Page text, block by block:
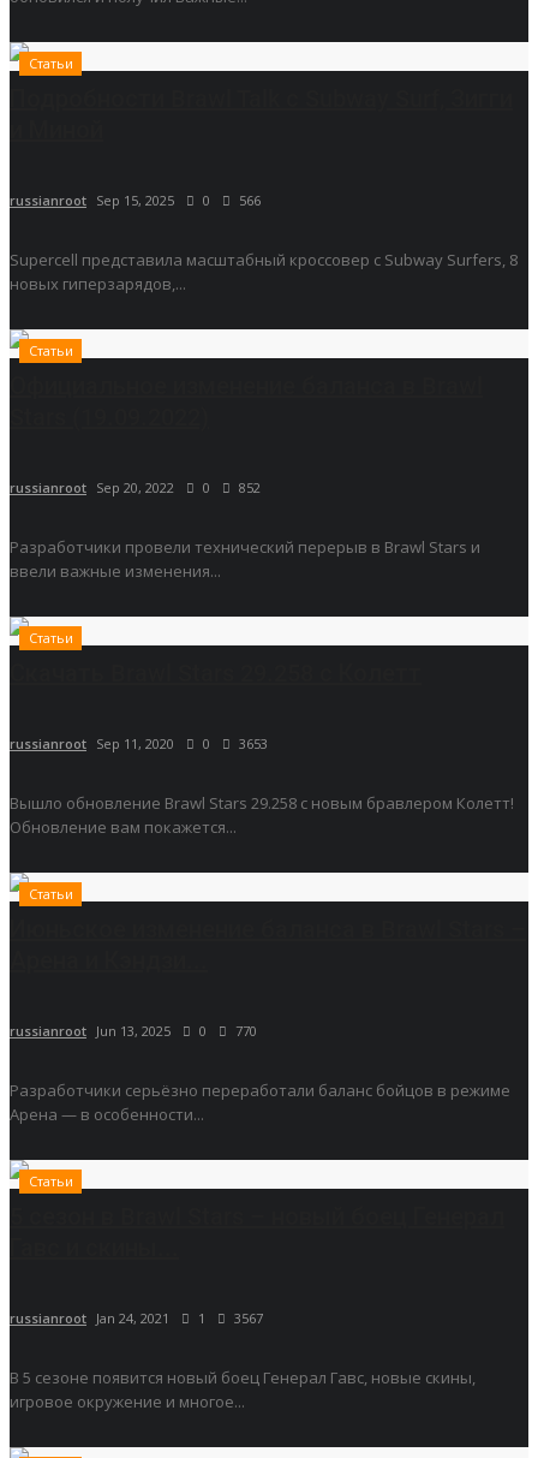
Статьи
russianroot Sep 15, 2025 0 566
Supercell представила масштабный кроссовер с Subway Surfers, 8
новых гиперзарядов,...
Статьи
russianroot Sep 20, 2022 0 852
Разработчики провели технический перерыв в Brawl Stars и
ввели важные изменения...
Статьи
russianroot Sep 11, 2020 0 3653
Вышло обновление Brawl Stars 29.258 с новым бравлером Колетт!
Обновление вам покажется...
Статьи
russianroot Jun 13, 2025 0 770
Разработчики серьёзно переработали баланс бойцов в режиме
Арена — в особенности...
Статьи
russianroot Jan 24, 2021 1 3567
В 5 сезоне появится новый боец Генерал Гавс, новые скины,
игровое окружение и многое...